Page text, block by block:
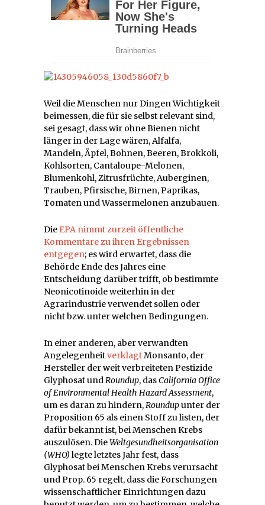
Weil die Menschen nur Dingen Wichtigkeit
beimessen, die für sie selbst relevant sind,
sei gesagt, dass wir ohne Bienen nicht
länger in der Lage wären, Alfalfa,
Mandeln, Äpfel, Bohnen, Beeren, Brokkoli,
Kohlsorten, Cantaloupe-Melonen,
Blumenkohl, Zitrusfrüchte, Auberginen,
Trauben, Pfirsische, Birnen, Paprikas,
Tomaten und Wassermelonen anzubauen.
Die EPA nimmt zurzeit öffentliche
Kommentare zu ihren Ergebnissen
entgegen; es wird erwartet, dass die
Behörde Ende des Jahres eine
Entscheidung darüber trifft, ob bestimmte
Neonicotinoide weiterhin in der
Agrarindustrie verwendet sollen oder
nicht bzw. unter welchen Bedingungen.
In einer anderen, aber verwandten
AngelegenheitverklagtMonsanto, der
Hersteller der weit verbreiteten Pestizide
Glyphosat undRoundup, dasCalifornia Office
of Environmental Health Hazard Assessment,
um es daran zu hindern,Roundupunter der
Proposition 65 als einen Stoff zu listen, der
dafür bekannt ist, bei Menschen Krebs
auszulösen. DieWeltgesundheitsorganisation
(WHO)legte letztes Jahr fest, dass
Glyphosat bei Menschen Krebs verursacht
und Prop. 65 regelt, dass die Forschungen
wissenschaftlicher Einrichtungen dazu